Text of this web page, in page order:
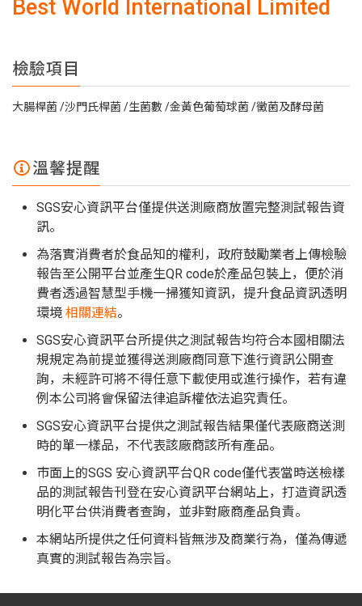
Best World International Limited
檢驗項目
大腸桿菌 沙門氏桿菌 生菌數 金黃色葡萄球菌 黴菌及酵母菌
溫馨提醒
SGS安心資訊平台僅提供送測廠商放置完整測試報告資
訊。
為落實消費者於食品知的權利，政府鼓勵業者上傳檢驗
報告至公開平台並產生QR code於產品包裝上，便於消
費者透過智慧型手機一掃獲知資訊，提升食品資訊透明
環境 相關連結。
SGS安心資訊平台所提供之測試報告均符合本國相關法
規規定為前提並獲得送測廠商同意下進行資訊公開查
詢，未經許可將不得任意下載使用或進行操作，若有違
例本公司將會保留法律追訴權依法追究責任。
SGS安心資訊平台提供之測試報告結果僅代表廠商送測
時的單一樣品，不代表該廠商該所有產品。
市面上的SGS 安心資訊平台QR code僅代表當時送檢樣
品的測試報告刊登在安心資訊平台網站上，打造資訊透
明化平台供消費者查詢，並非對廠商產品負責。
本網站所提供之任何資料皆無涉及商業行為，僅為傳遞
真實的測試報告為宗旨。